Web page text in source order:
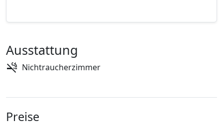
Ausstattung
Nichtraucherzimmer
Preise